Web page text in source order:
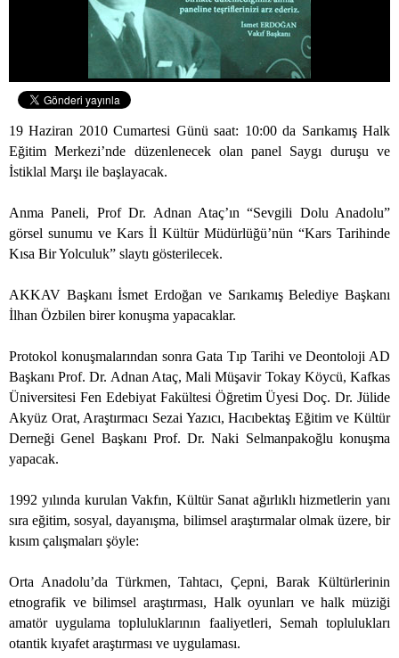
19 Haziran 2010 Cumartesi Günü saat: 10:00 da Sarıkamış Halk
Eğitim Merkezi’nde düzenlenecek olan panel Saygı duruşu ve
İstiklal Marşı ile başlayacak.
Anma Paneli, Prof Dr. Adnan Ataç’ın “Sevgili Dolu Anadolu”
görsel sunumu ve Kars İl Kültür Müdürlüğü’nün “Kars Tarihinde
Kısa Bir Yolculuk” slaytı gösterilecek.
AKKAV Başkanı İsmet Erdoğan ve Sarıkamış Belediye Başkanı
İlhan Özbilen birer konuşma yapacaklar.
Protokol konuşmalarından sonra Gata Tıp Tarihi ve Deontoloji AD
Başkanı Prof. Dr. Adnan Ataç, Mali Müşavir Tokay Köycü, Kafkas
Üniversitesi Fen Edebiyat Fakültesi Öğretim Üyesi Doç. Dr. Jülide
Akyüz Orat, Araştırmacı Sezai Yazıcı, Hacıbektaş Eğitim ve Kültür
Derneği Genel Başkanı Prof. Dr. Naki Selmanpakoğlu konuşma
yapacak.
1992 yılında kurulan Vakfın, Kültür Sanat ağırlıklı hizmetlerin yanı
sıra eğitim, sosyal, dayanışma, bilimsel araştırmalar olmak üzere, bir
kısım çalışmaları şöyle:
Orta Anadolu’da Türkmen, Tahtacı, Çepni, Barak Kültürlerinin
etnografik ve bilimsel araştırması, Halk oyunları ve halk müziği
amatör uygulama topluluklarının faaliyetleri, Semah toplulukları
otantik kıyafet araştırması ve uygulaması.